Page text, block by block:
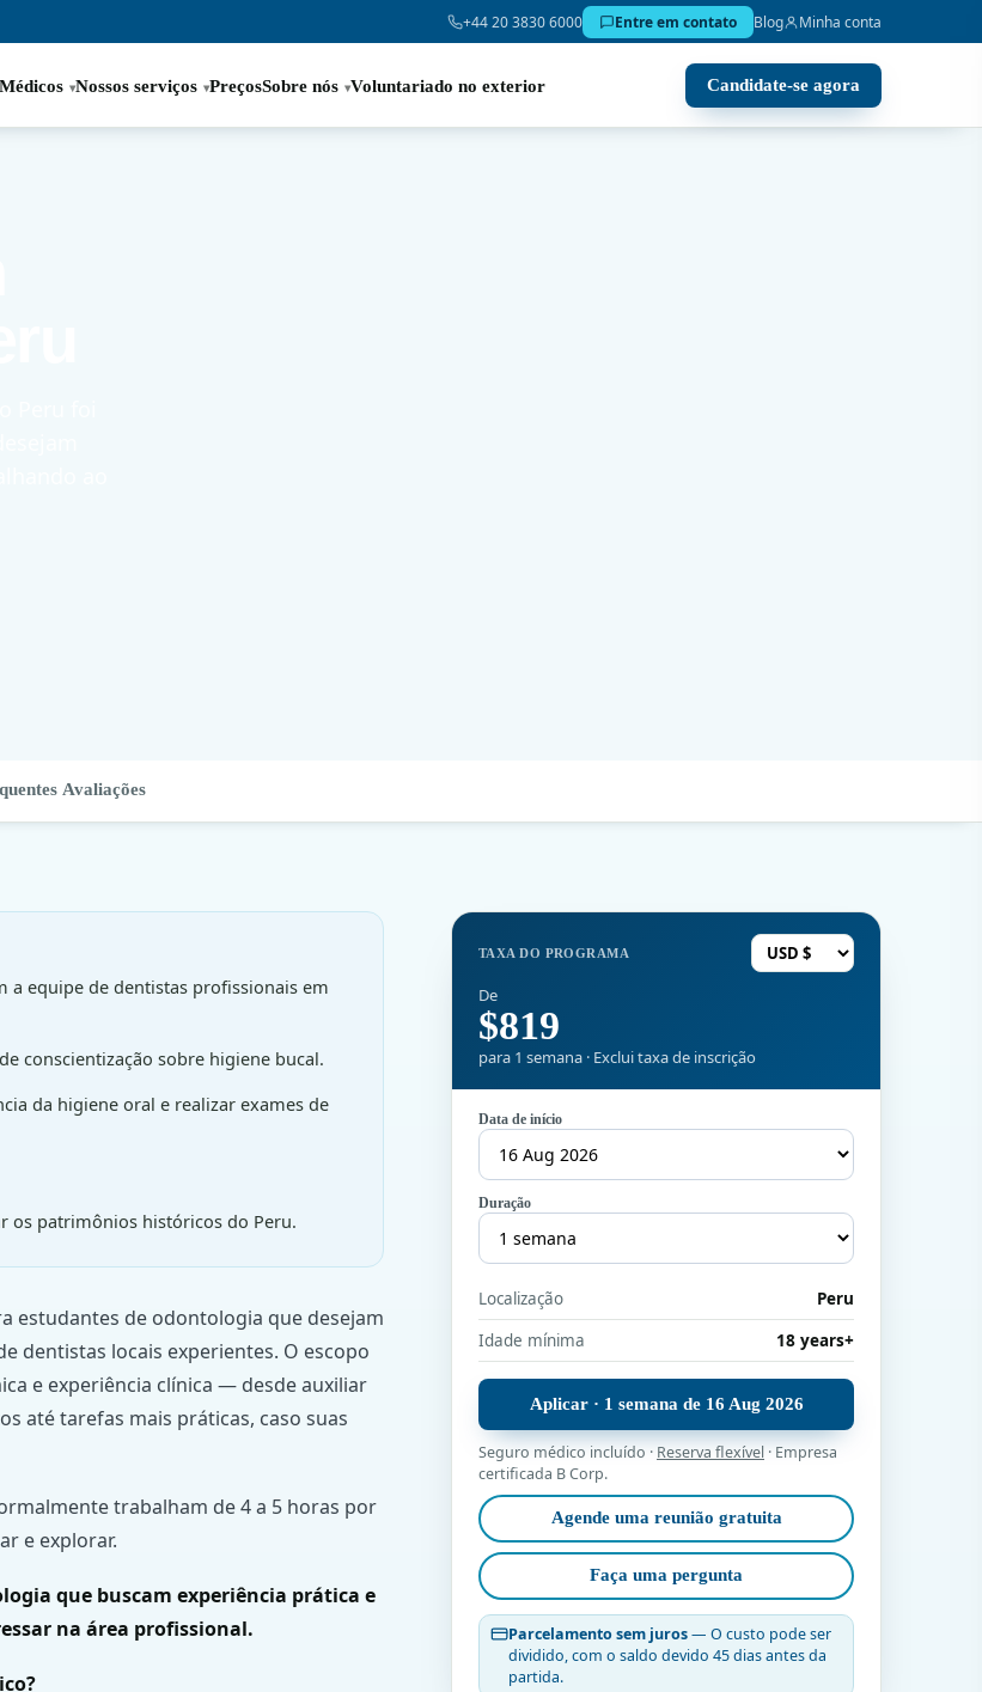
+44 20 3830 6000 Entre em contato Blog Minha conta
Nossos serviços PreçosSobre nós Voluntariado no exterior Candidate-se agora
Avaliações
a equipe de dentistas profissionais em
conscientização sobre higiene bucal.
da higiene oral e realizar exames de
os patrimônios históricos do Peru.
estudantes de odontologia que desejam
dentistas locais experientes. O escopo
e experiência clínica — desde auxiliar
até tarefas mais práticas, caso suas
trabalham de 4 a 5 horas por
e explorar.
que buscam experiência prática e
na área profissional.
TAXA DO PROGRAMA
De
$819
para 1 semana · Exclui taxa de inscrição
Data de início
Duração
Localização
Peru
Idade mínima
18 years+
Aplicar · 1 semana de 16 Aug 2026
Seguro médico incluído · Reserva flexível · Empresa
certificada B Corp.
Agende uma reunião gratuita
Faça uma pergunta
Parcelamento sem juros— O custo pode ser
dividido, com o saldo devido 45 dias antes da
partida.